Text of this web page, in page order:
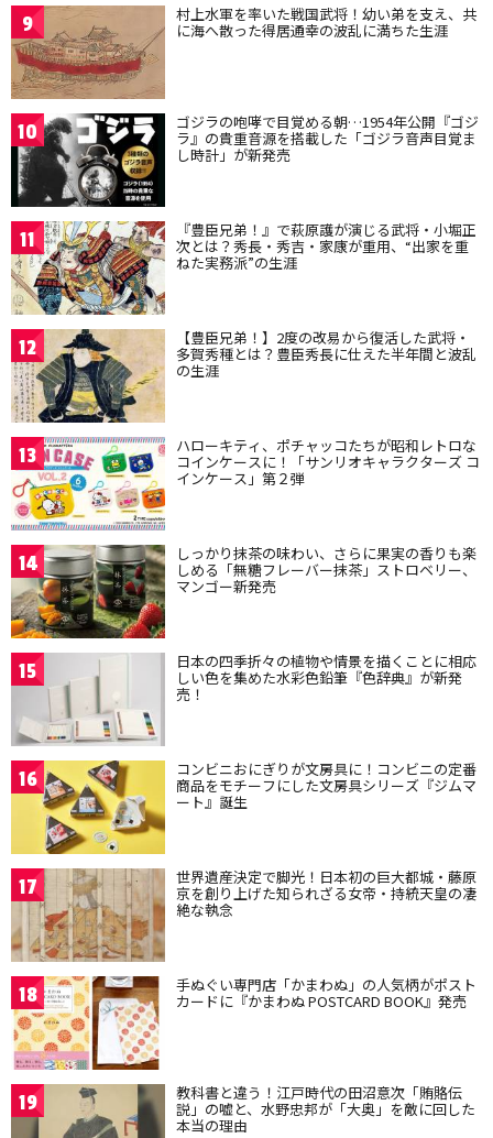
9 村上水軍を率いた戦国武将！幼い弟を支え、共
に海へ散った得居通幸の波乱に満ちた生涯
10 ゴジラの咆哮で目覚める朝…1954年公開『ゴジ
ラ』の貴重音源を搭載した「ゴジラ音声目覚ま
し時計」が新発売
11 『豊臣兄弟！』で萩原護が演じる武将・小堀正
次とは？秀長・秀吉・家康が重用、“出家を重
ねた実務派”の生涯
12 【豊臣兄弟！】2度の改易から復活した武将・
多賀秀種とは？豊臣秀長に仕えた半年間と波乱
の生涯
13 ハローキティ、ポチャッコたちが昭和レトロな
コインケースに！「サンリオキャラクターズ コ
インケース」第２弾
14 しっかり抹茶の味わい、さらに果実の香りも楽
しめる「無糖フレーバー抹茶」ストロベリー、
マンゴー新発売
15 日本の四季折々の植物や情景を描くことに相応
しい色を集めた水彩色鉛筆『色辞典』が新発
売！
16 コンビニおにぎりが文房具に！コンビニの定番
商品をモチーフにした文房具シリーズ『ジムマ
ート』誕生
17 世界遺産決定で脚光！日本初の巨大都城・藤原
京を創り上げた知られざる女帝・持統天皇の凄
絶な執念
18 手ぬぐい専門店「かまわぬ」の人気柄がポスト
カードに『かまわぬ POSTCARD BOOK』発売
19 教科書と違う！江戸時代の田沼意次「賄賂伝
説」の嘘と、水野忠邦が「大奥」を敵に回した
本当の理由